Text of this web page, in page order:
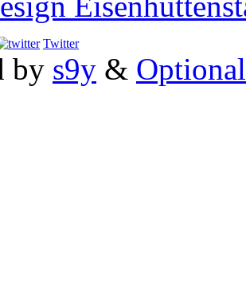
Twitter
by s9y &